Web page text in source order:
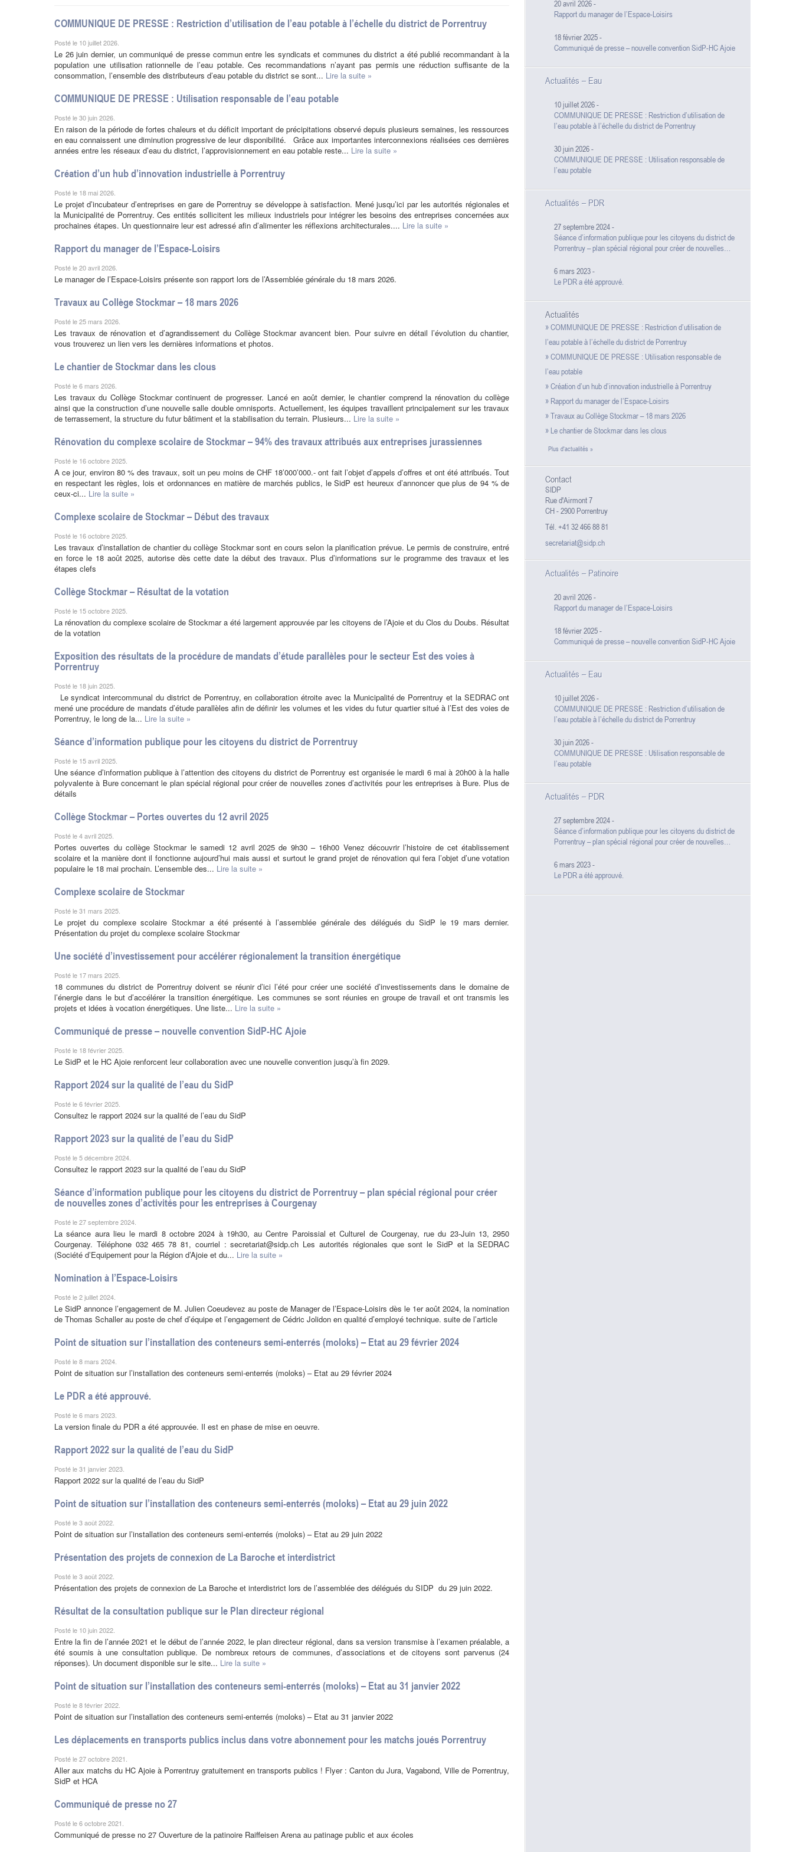
COMMUNIQUE DE PRESSE : Restriction d’utilisation de l’eau potable à l’échelle du district de Porrentruy
Posté le 10 juillet 2026.
Le 26 juin dernier, un communiqué de presse commun entre les syndicats et communes du district a été publié recommandant à la
population une utilisation rationnelle de l’eau potable. Ces recommandations n’ayant pas permis une réduction suffisante de la
consommation, l’ensemble des distributeurs d’eau potable du district se sont... Lire la suite »
COMMUNIQUE DE PRESSE : Utilisation responsable de l’eau potable
Posté le 30 juin 2026.
En raison de la période de fortes chaleurs et du déficit important de précipitations observé depuis plusieurs semaines, les ressources
en eau connaissent une diminution progressive de leur disponibilité. Grâce aux importantes interconnexions réalisées ces dernières
années entre les réseaux d’eau du district, l’approvisionnement en eau potable reste... Lire la suite »
Création d’un hub d’innovation industrielle à Porrentruy
Posté le 18 mai 2026.
Le projet d’incubateur d’entreprises en gare de Porrentruy se développe à satisfaction. Mené jusqu’ici par les autorités régionales et
la Municipalité de Porrentruy. Ces entités sollicitent les milieux industriels pour intégrer les besoins des entreprises concernées aux
prochaines étapes. Un questionnaire leur est adressé afin d’alimenter les réflexions architecturales.... Lire la suite »
Rapport du manager de l’Espace-Loisirs
Posté le 20 avril 2026.
Le manager de l’Espace-Loisirs présente son rapport lors de l’Assemblée générale du 18 mars 2026.
Travaux au Collège Stockmar – 18 mars 2026
Posté le 25 mars 2026.
Les travaux de rénovation et d’agrandissement du Collège Stockmar avancent bien. Pour suivre en détail l’évolution du chantier,
vous trouverez un lien vers les dernières informations et photos.
Le chantier de Stockmar dans les clous
Posté le 6 mars 2026.
Les travaux du Collège Stockmar continuent de progresser. Lancé en août dernier, le chantier comprend la rénovation du collège
ainsi que la construction d’une nouvelle salle double omnisports. Actuellement, les équipes travaillent principalement sur les travaux
de terrassement, la structure du futur bâtiment et la stabilisation du terrain. Plusieurs... Lire la suite »
Rénovation du complexe scolaire de Stockmar – 94% des travaux attribués aux entreprises jurassiennes
Posté le 16 octobre 2025.
A ce jour, environ 80 % des travaux, soit un peu moins de CHF 18’000’000.- ont fait l’objet d’appels d’offres et ont été attribués. Tout
en respectant les règles, lois et ordonnances en matière de marchés publics, le SidP est heureux d’annoncer que plus de 94 % de
ceux-ci... Lire la suite »
Complexe scolaire de Stockmar – Début des travaux
Posté le 16 octobre 2025.
Les travaux d’installation de chantier du collège Stockmar sont en cours selon la planification prévue. Le permis de construire, entré
en force le 18 août 2025, autorise dès cette date la début des travaux. Plus d’informations sur le programme des travaux et les
étapes clefs
Collège Stockmar – Résultat de la votation
Posté le 15 octobre 2025.
La rénovation du complexe scolaire de Stockmar a été largement approuvée par les citoyens de l’Ajoie et du Clos du Doubs. Résultat
de la votation
Exposition des résultats de la procédure de mandats d’étude parallèles pour le secteur Est des voies à
Porrentruy
Posté le 18 juin 2025.
Le syndicat intercommunal du district de Porrentruy, en collaboration étroite avec la Municipalité de Porrentruy et la SEDRAC ont
mené une procédure de mandats d’étude parallèles afin de définir les volumes et les vides du futur quartier situé à l’Est des voies de
Porrentruy, le long de la... Lire la suite »
Séance d’information publique pour les citoyens du district de Porrentruy
Posté le 15 avril 2025.
Une séance d’information publique à l’attention des citoyens du district de Porrentruy est organisée le mardi 6 mai à 20h00 à la halle
polyvalente à Bure concernant le plan spécial régional pour créer de nouvelles zones d’activités pour les entreprises à Bure. Plus de
détails
Collège Stockmar – Portes ouvertes du 12 avril 2025
Posté le 4 avril 2025.
Portes ouvertes du collège Stockmar le samedi 12 avril 2025 de 9h30 – 16h00 Venez découvrir l’histoire de cet établissement
scolaire et la manière dont il fonctionne aujourd’hui mais aussi et surtout le grand projet de rénovation qui fera l’objet d’une votation
populaire le 18 mai prochain. L’ensemble des... Lire la suite »
Complexe scolaire de Stockmar
Posté le 31 mars 2025.
Le projet du complexe scolaire Stockmar a été présenté à l’assemblée générale des délégués du SidP le 19 mars dernier.
Présentation du projet du complexe scolaire Stockmar
Une société d’investissement pour accélérer régionalement la transition énergétique
Posté le 17 mars 2025.
18 communes du district de Porrentruy doivent se réunir d’ici l’été pour créer une société d’investissements dans le domaine de
l’énergie dans le but d’accélérer la transition énergétique. Les communes se sont réunies en groupe de travail et ont transmis les
projets et idées à vocation énergétiques. Une liste... Lire la suite »
Communiqué de presse – nouvelle convention SidP-HC Ajoie
Posté le 18 février 2025.
Le SidP et le HC Ajoie renforcent leur collaboration avec une nouvelle convention jusqu’à fin 2029.
Rapport 2024 sur la qualité de l’eau du SidP
Posté le 6 février 2025.
Consultez le rapport 2024 sur la qualité de l’eau du SidP
Rapport 2023 sur la qualité de l’eau du SidP
Posté le 5 décembre 2024.
Consultez le rapport 2023 sur la qualité de l’eau du SidP
Séance d’information publique pour les citoyens du district de Porrentruy – plan spécial régional pour créer
de nouvelles zones d’activités pour les entreprises à Courgenay
Posté le 27 septembre 2024.
La séance aura lieu le mardi 8 octobre 2024 à 19h30, au Centre Paroissial et Culturel de Courgenay, rue du 23-Juin 13, 2950
Courgenay. Téléphone 032 465 78 81, courriel : secretariat@sidp.ch Les autorités régionales que sont le SidP et la SEDRAC
(Société d’Equipement pour la Région d’Ajoie et du... Lire la suite »
Nomination à l’Espace-Loisirs
Posté le 2 juillet 2024.
Le SidP annonce l’engagement de M. Julien Coeudevez au poste de Manager de l’Espace-Loisirs dès le 1er août 2024, la nomination
de Thomas Schaller au poste de chef d’équipe et l’engagement de Cédric Jolidon en qualité d’employé technique. suite de l’article
Point de situation sur l’installation des conteneurs semi-enterrés (moloks) – Etat au 29 février 2024
Posté le 8 mars 2024.
Point de situation sur l’installation des conteneurs semi-enterrés (moloks) – Etat au 29 février 2024
Le PDR a été approuvé.
Posté le 6 mars 2023.
La version finale du PDR a été approuvée. Il est en phase de mise en oeuvre.
Rapport 2022 sur la qualité de l’eau du SidP
Posté le 31 janvier 2023.
Rapport 2022 sur la qualité de l’eau du SidP
Point de situation sur l’installation des conteneurs semi-enterrés (moloks) – Etat au 29 juin 2022
Posté le 3 août 2022.
Point de situation sur l’installation des conteneurs semi-enterrés (moloks) – Etat au 29 juin 2022
Présentation des projets de connexion de La Baroche et interdistrict
Posté le 3 août 2022.
Présentation des projets de connexion de La Baroche et interdistrict lors de l’assemblée des délégués du SIDP du 29 juin 2022.
Résultat de la consultation publique sur le Plan directeur régional
Posté le 10 juin 2022.
Entre la fin de l’année 2021 et le début de l’année 2022, le plan directeur régional, dans sa version transmise à l’examen préalable, a
été soumis à une consultation publique. De nombreux retours de communes, d’associations et de citoyens sont parvenus (24
réponses). Un document disponible sur le site... Lire la suite »
Point de situation sur l’installation des conteneurs semi-enterrés (moloks) – Etat au 31 janvier 2022
Posté le 8 février 2022.
Point de situation sur l’installation des conteneurs semi-enterrés (moloks) – Etat au 31 janvier 2022
Les déplacements en transports publics inclus dans votre abonnement pour les matchs joués Porrentruy
Posté le 27 octobre 2021.
Aller aux matchs du HC Ajoie à Porrentruy gratuitement en transports publics ! Flyer : Canton du Jura, Vagabond, Ville de Porrentruy,
SidP et HCA
Communiqué de presse no 27
Posté le 6 octobre 2021.
Communiqué de presse no 27 Ouverture de la patinoire Raiffeisen Arena au patinage public et aux écoles
20 avril 2026-
Rapport du manager de l’Espace-Loisirs
18 février 2025-
Communiqué de presse – nouvelle convention SidP-HC Ajoie
Actualités – Eau
10 juillet 2026-
COMMUNIQUE DE PRESSE : Restriction d’utilisation de
l’eau potable à l’échelle du district de Porrentruy
30 juin 2026-
COMMUNIQUE DE PRESSE : Utilisation responsable de
l’eau potable
Actualités – PDR
27 septembre 2024-
Séance d’information publique pour les citoyens du district de
Porrentruy – plan spécial régional pour créer de nouvelles
6 mars 2023-
Le PDR a été approuvé.
Actualités
» COMMUNIQUE DE PRESSE : Restriction d’utilisation de
l’eau potable à l’échelle du district de Porrentruy
» COMMUNIQUE DE PRESSE : Utilisation responsable de
l’eau potable
» Création d’un hub d’innovation industrielle à Porrentruy
» Rapport du manager de l’Espace-Loisirs
» Travaux au Collège Stockmar – 18 mars 2026
» Le chantier de Stockmar dans les clous
Plus d'actualités »
Contact
SIDP
Rue d'Airmont 7
CH - 2900 Porrentruy
Tél. +41 32 466 88 81
secretariat@sidp.ch
Actualités – Patinoire
20 avril 2026-
Rapport du manager de l’Espace-Loisirs
18 février 2025-
Communiqué de presse – nouvelle convention SidP-HC Ajoie
Actualités – Eau
10 juillet 2026-
COMMUNIQUE DE PRESSE : Restriction d’utilisation de
l’eau potable à l’échelle du district de Porrentruy
30 juin 2026-
COMMUNIQUE DE PRESSE : Utilisation responsable de
l’eau potable
Actualités – PDR
27 septembre 2024-
Séance d’information publique pour les citoyens du district de
Porrentruy – plan spécial régional pour créer de nouvelles
6 mars 2023-
Le PDR a été approuvé.